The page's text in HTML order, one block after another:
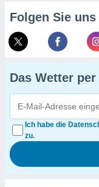
Folgen Sie uns
Das Wetter per
Ich habe die
zu.